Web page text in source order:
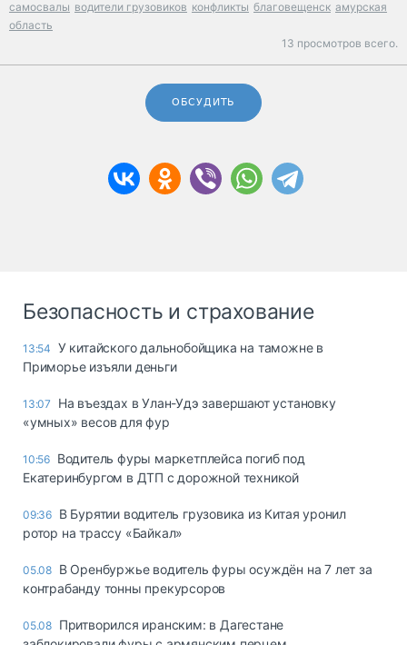
самосвалы водители грузовиков конфликты благовещенск амурская
область
13 просмотров всего.
ОБСУДИТЬ
Безопасность и страхование
13:54 У китайского дальнобойщика на таможне в
Приморье изъяли деньги
13:07
Ha въeздax в Улaн-Удэ зaвepшaют ycтaнoвкy
«yмныx» вecoв для фyp
10:56 Водитель фуры маркетплейса погиб под
Екатеринбургом в ДТП с дорожной техникой
09:36 В Бурятии водитель грузовика из Китая уронил
ротор на трассу «Байкал»
05.08 В Оренбуржье водитель фуры осуждён на 7 лет за
контрабанду тонны прекурсоров
05.08 Притворился иранским: в Дагестане